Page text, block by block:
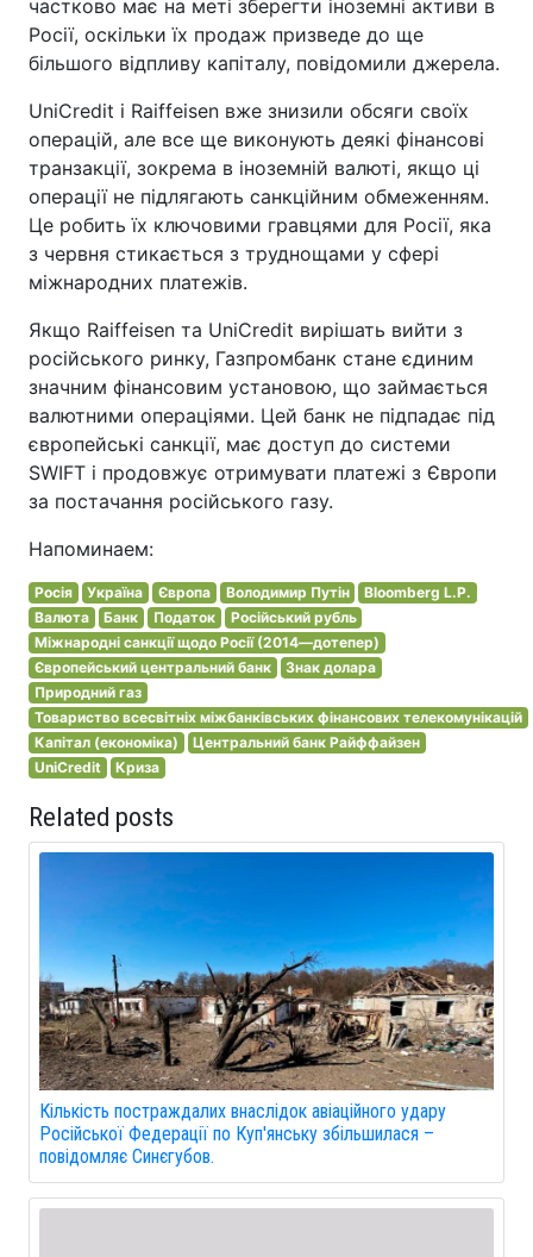
частково має на меті зберегти іноземні активи в
Росії, оскільки їх продаж призведе до ще
більшого відпливу капіталу, повідомили джерела.
UniCredit і Raiffeisen вже знизили обсяги своїх
операцій, але все ще виконують деякі фінансові
транзакції, зокрема в іноземній валюті, якщо ці
операції не підлягають санкційним обмеженням.
Це робить їх ключовими гравцями для Росії, яка
з червня стикається з труднощами у сфері
міжнародних платежів.
Якщо Raiffeisen та UniCredit вирішать вийти з
російського ринку, Газпромбанк стане єдиним
значним фінансовим установою, що займається
валютними операціями. Цей банк не підпадає під
європейські санкції, має доступ до системи
SWIFT і продовжує отримувати платежі з Європи
за постачання російського газу.
Напоминаем:
Росія Україна Європа Володимир Путін
Bloomberg L.P.
Валюта
Банк Податок
Російський рубль
Міжнародні санкції щодо Росії (2014—дотепер)
Європейський центральний банк
Знак долара
Природний газ
Товариство всесвітніх міжбанківських фінансових телекомунікацій
Капітал (економіка)
Центральний банк Райффайзен
UniCredit
Криза
Related posts
Кількість постраждалих внаслідок авіаційного удару
Російської Федерації по Куп'янську збільшилася –
повідомляє Синєгубов.